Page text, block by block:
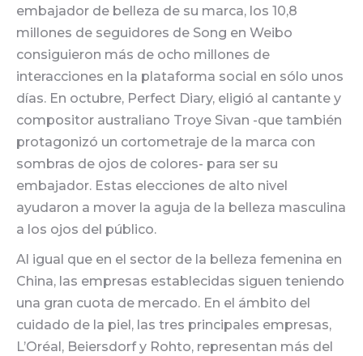
embajador de belleza de su marca, los 10,8
millones de seguidores de Song en Weibo
consiguieron más de ocho millones de
interacciones en la plataforma social en sólo unos
días. En octubre, Perfect Diary, eligió al cantante y
compositor australiano Troye Sivan -que también
protagonizó un cortometraje de la marca con
sombras de ojos de colores- para ser su
embajador. Estas elecciones de alto nivel
ayudaron a mover la aguja de la belleza masculina
a los ojos del público.
Al igual que en el sector de la belleza femenina en
China, las empresas establecidas siguen teniendo
una gran cuota de mercado. En el ámbito del
cuidado de la piel, las tres principales empresas,
L’Oréal, Beiersdorf y Rohto, representan más del